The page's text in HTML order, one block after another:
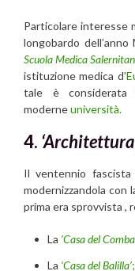
Particolare interesse
longobardo
Scuola Medica
istituzione medica d’
tale è considerata
moderneuniversità.
4.
Il ventennio
modernizzandola con
prima era sprovvista ,
La ‘Casa del
La ‘Casa del Balilla’;